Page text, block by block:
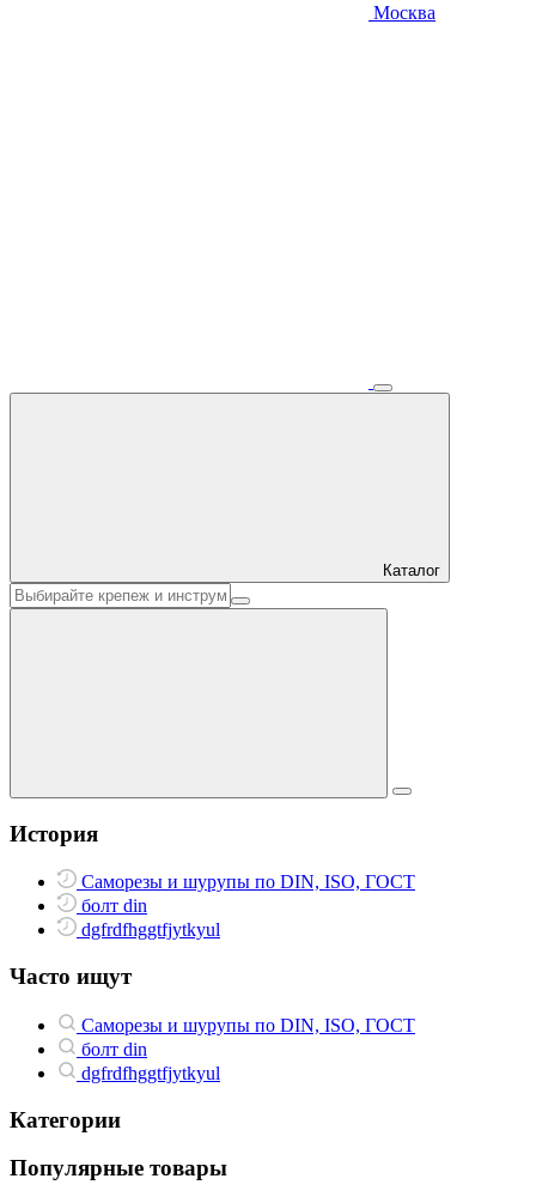
Москва
Каталог
История
Саморезы и шурупы по DIN, ISO, ГОСТ
болт din
dgfrdfhggtfjytkyul
Часто ищут
Саморезы и шурупы по DIN, ISO, ГОСТ
болт din
dgfrdfhggtfjytkyul
Категории
Популярные товары